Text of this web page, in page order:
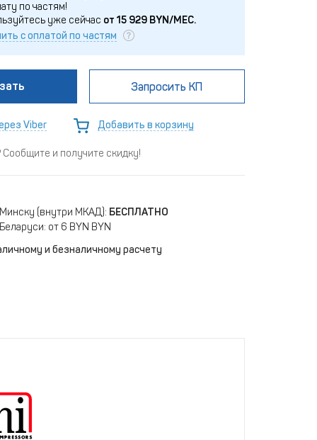
по частям!
уже сейчас от 15 929BYN/МЕС.
с оплатой по частям
Запросить КП
Viber Добавить в корзину
и получите скидку!
(внутри МКАД): БЕСПЛАТНО
от 6 BYN BYN
и безналичному расчету